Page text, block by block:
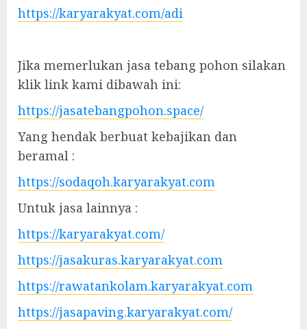
https://karyarakyat.com/adi
Jika memerlukan jasa tebang pohon silakan
klik link kami dibawah ini:
https://jasatebangpohon.space/
Yang hendak berbuat kebajikan dan
beramal :
https://sodaqoh.karyarakyat.com
Untuk jasa lainnya :
https://karyarakyat.com/
https://jasakuras.karyarakyat.com
https://rawatankolam.karyarakyat.com
https://jasapaving.karyarakyat.com/